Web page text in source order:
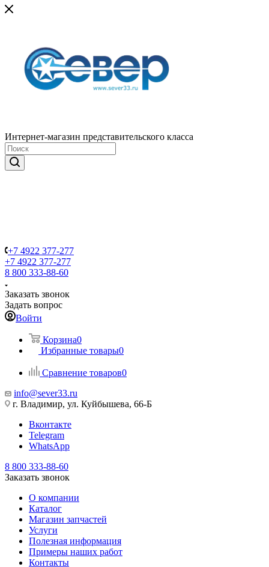
Интернет-магазин представительского класса
+7 4922 377-277
+7 4922 377-277
8 800 333-88-60
Заказать звонок
Задать вопрос
Войти
Корзина0
Избранные товары0
Сравнение товаров0
info@sever33.ru
г. Владимир, ул. Куйбышева, 66-Б
Вконтакте
Telegram
WhatsApp
8 800 333-88-60
Заказать звонок
О компании
Каталог
Магазин запчастей
Услуги
Полезная информация
Примеры наших работ
Контакты